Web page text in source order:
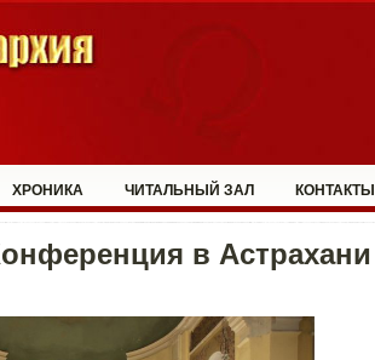
ХРОНИКА ЧИТАЛЬНЫЙ ЗАЛ КОНТАКТЫ
в Астрахани